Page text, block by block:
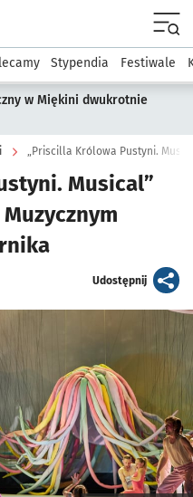
Kultura
Stypendia Festiwale
w Miękini dwukrotnie
Musical”
Udostępnijartykuł